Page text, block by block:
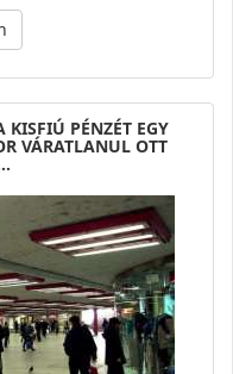
KISFIÚ PÉNZÉT EGY
VÁRATLANUL OTT